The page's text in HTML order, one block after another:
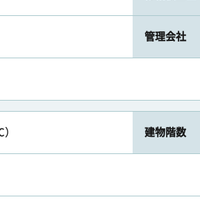
管理会社
建物階数